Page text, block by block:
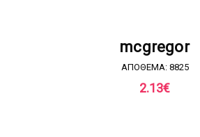
mcgregor
ΑΠΟΘΕΜΑ: 8825
2.13€